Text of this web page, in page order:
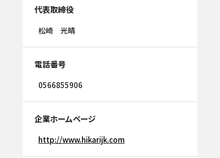
代表取締役
松崎 光晴
電話番号
0566855906
企業ホームページ
http://www.hikarijk.com